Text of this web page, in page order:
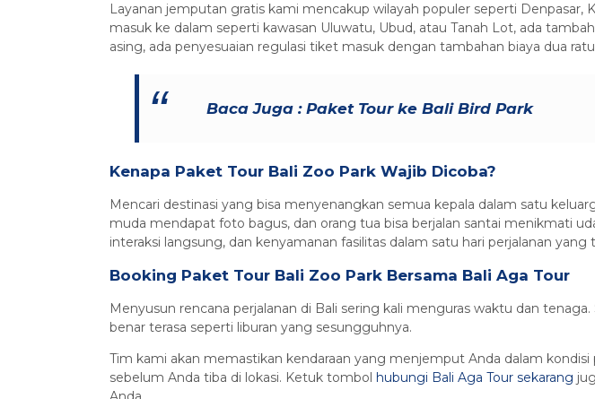
Layanan jemputan gratis kami mencakup wilayah populer seperti Denpasar,
masuk ke dalam seperti kawasan Uluwatu, Ubud, atau Tanah Lot, ada
asing, ada penyesuaian regulasi tiket masuk dengan tambahan biaya dua
Baca Juga : Paket Tour ke Bali Bird Park
Kenapa Paket Tour Bali Zoo Park Wajib Dicoba?
Mencari destinasi yang bisa menyenangkan semua kepala dalam satu
muda mendapat foto bagus, dan orang tua bisa berjalan santai menikmati
interaksi langsung, dan kenyamanan fasilitas dalam satu hari perjalanan
Booking Paket Tour Bali Zoo Park Bersama Bali Aga Tour
Menyusun rencana perjalanan di Bali sering kali menguras waktu dan
benar terasa seperti liburan yang sesungguhnya.
Tim kami akan memastikan kendaraan yang menjemput Anda dalam
sebelum Anda tiba di lokasi. Ketuk tombol hubungi Bali Aga Tour sekarang